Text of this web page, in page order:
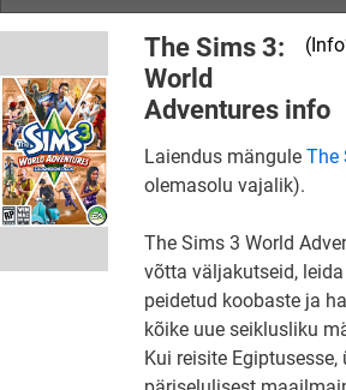
(
The Sims 3:
World
Adventures info
Laiendus mängule The
olemasolu vajalik).
The Sims 3 World
võtta väljakutseid,
peidetud koobaste ja
kõike uue seiklusliku
Kui reisite Egiptusesse,